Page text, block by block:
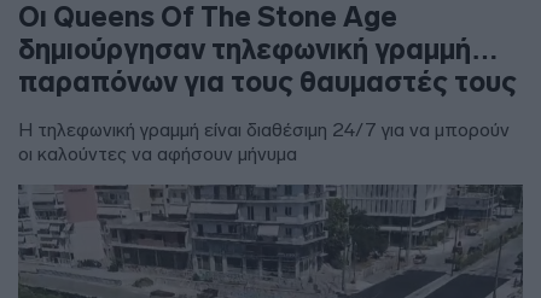
Οι Queens Of The Stone Age
δημιούργησαν τηλεφωνική γραμμή…
παραπόνων για τους θαυμαστές τους
Η τηλεφωνική γραμμή είναι διαθέσιμη 24/7 για να μπορούν
οι καλούντες να αφήσουν μήνυμα